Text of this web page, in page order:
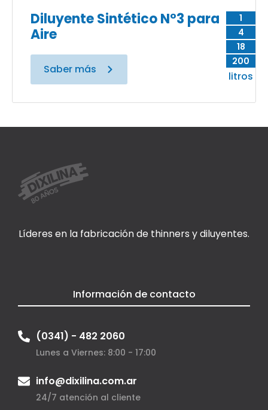
1
4
18
200
litros
Diluyente Sintético N°3 para
Aire
Saber más
Líderes en la fabricación de thinners y diluyentes.
Información de contacto
(0341) - 482 2060
Lunes a Viernes: 8:00 - 17:00
info@dixilina.com.ar
24/7 atención al cliente